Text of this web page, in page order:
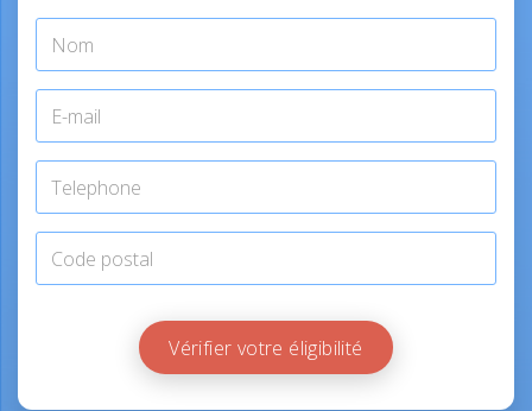
Vérifier votre éligibilité